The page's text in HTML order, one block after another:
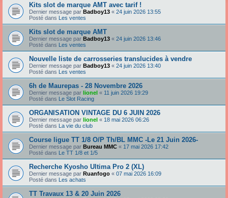
Kits slot de marque AMT avec tarif !
Dernier message par Badboy13 « 24 juin 2026 13:55
Posté dans Les ventes
Kits slot de marque AMT
Dernier message par Badboy13 « 24 juin 2026 13:46
Posté dans Les ventes
Nouvelle liste de carrosseries translucides à vendre
Dernier message par Badboy13 « 24 juin 2026 13:40
Posté dans Les ventes
6h de Maurepas - 28 Novembre 2026
Dernier message par lionel « 11 juin 2026 19:29
Posté dans Le Slot Racing
ORGANISATION VINTAGE DU 6 JUIN 2026
Dernier message par lionel « 18 mai 2026 06:26
Posté dans La vie du club
Course ligue TT 1/8 O/P Th/BL MMC -Le 21 Juin 2026-
Dernier message par Bureau MMC « 17 mai 2026 17:42
Posté dans Le TT 1/8 et 1/5
Recherche Kyosho Ultima Pro 2 (XL)
Dernier message par Ruanfogo « 07 mai 2026 16:09
Posté dans Les achats
TT Travaux 13 & 20 Juin 2026